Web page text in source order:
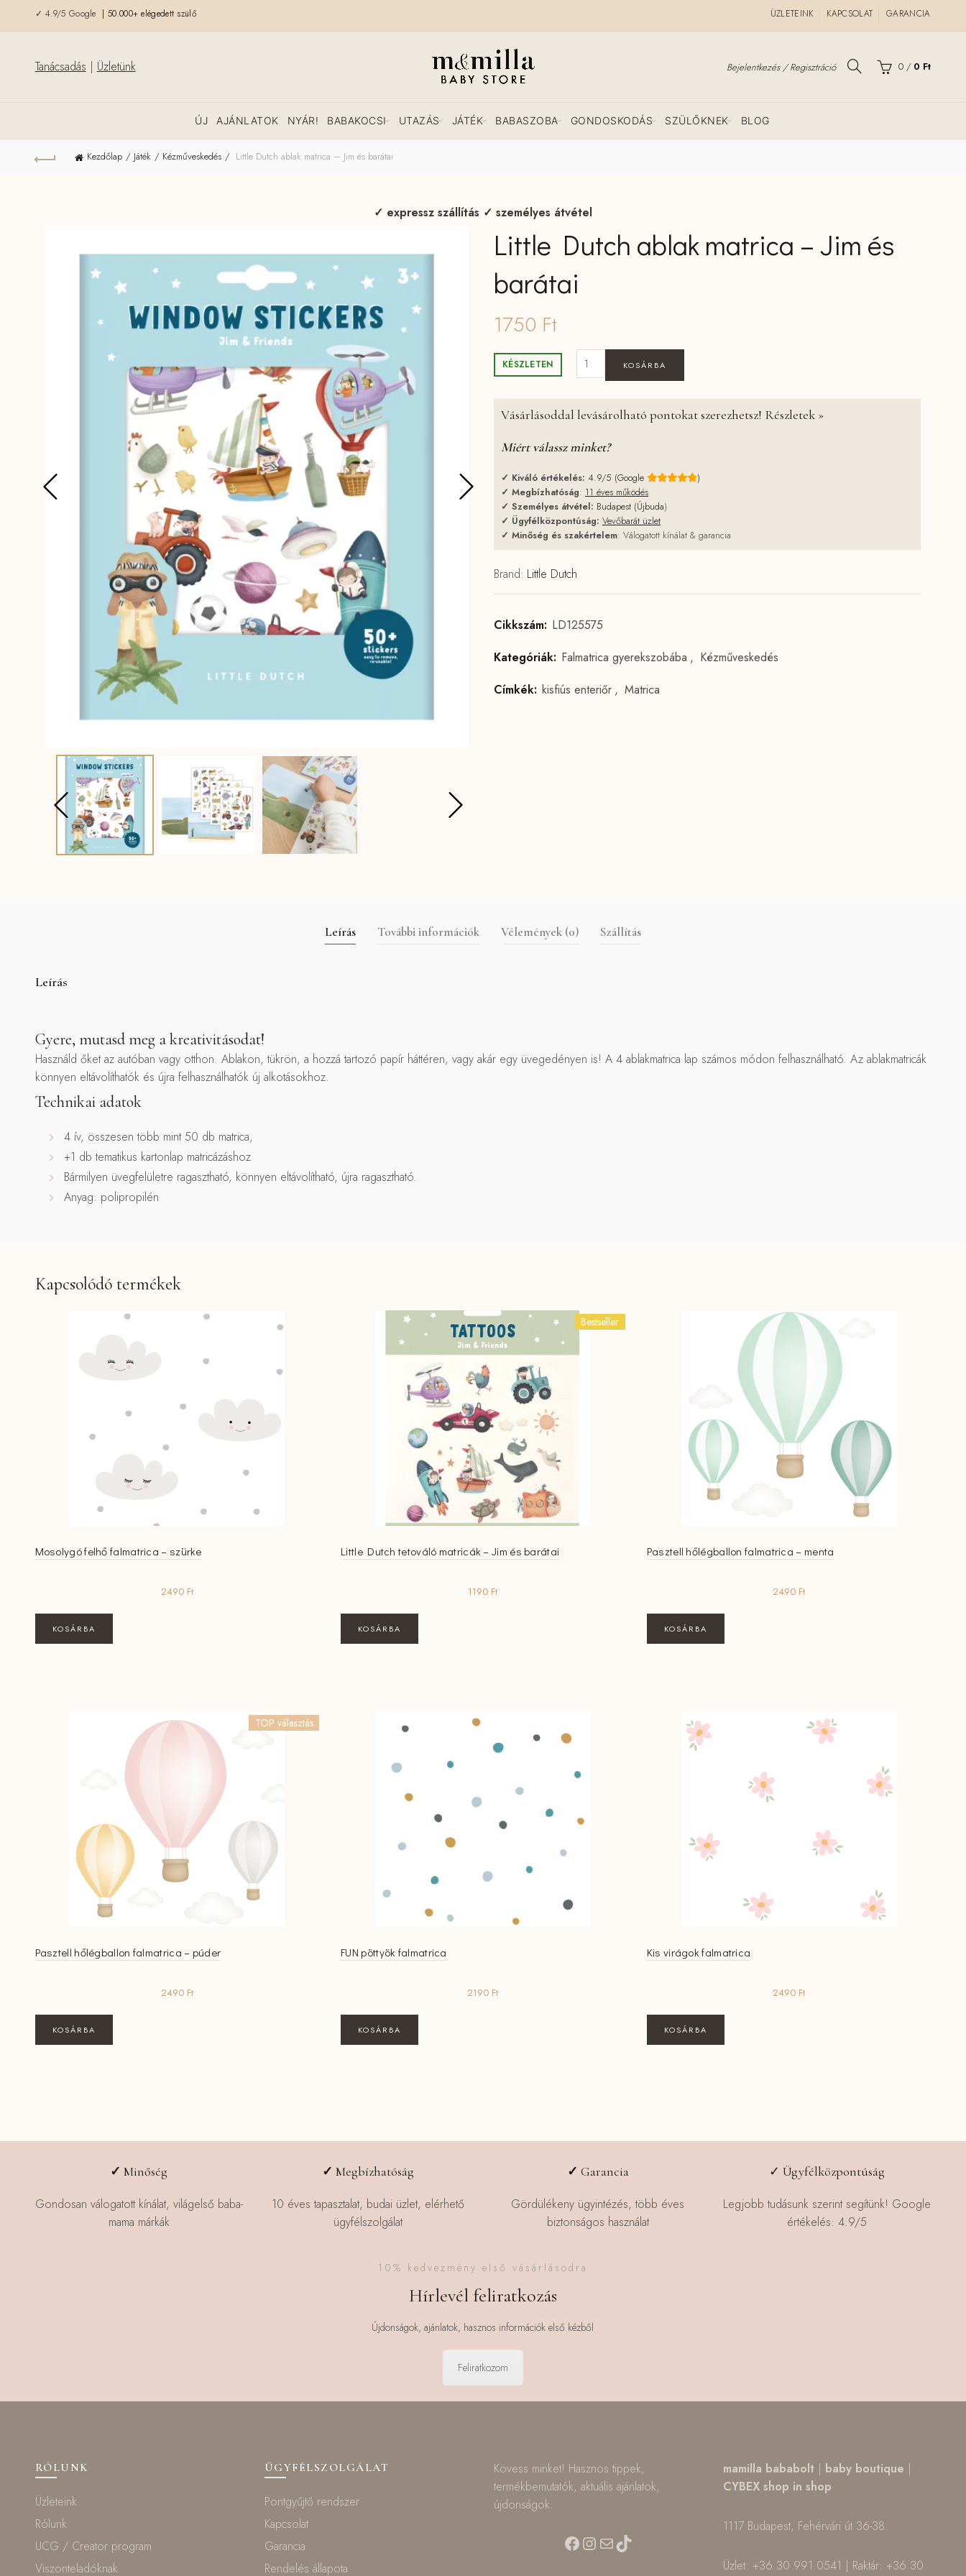
✓ 4.9/5 Google | 50.000+ elégedett szülő ÜZLETEINK KAPCSOLAT GARANCIA
Tanácsadás | Üzletünk Bejelentkezés / Regisztráció 0 / 0 Ft
ÚJ AJÁNLATOK NYÁR! BABAKOCSI UTAZÁS JÁTÉK BABASZOBA GONDOSKODÁS SZÜLŐKNEK BLOG
Kezdőlap Játék Kézműveskedés Little Dutch ablak matrica – Jim és barátai
✓ expressz szállítás ✓ személyes átvétel
Little Dutch ablak matrica – Jim és
barátai
1750 Ft
KÉSZLETEN KOSÁRBA
Vásárlásoddal levásárolható pontokat szerezhetsz! Részletek »
Miért válassz minket?
✓ Kiváló értékelés: 4.9/5 (Google
)
✓ Megbízhatóság: 11 éves működés
✓ Személyes átvétel: Budapest (Újbuda)
✓ Ügyfélközpontúság: Vevőbarát üzlet
✓ Minőség és szakértelem: Válogatott kínálat & garancia
Brand: Little Dutch
Cikkszám: LD125575
Kategóriák: Falmatrica gyerekszobába , Kézműveskedés
Címkék: kisfiús enteriőr , Matrica
Leírás További információk Vélemények (0) Szállítás
Leírás
Gyere, mutasd meg a kreativitásodat!
Használd őket az autóban vagy otthon. Ablakon, tükrön, a hozzá tartozó papír háttéren, vagy akár egy üvegedényen is! A 4 ablakmatrica lap számos módon felhasználható. Az ablakmatricák
könnyen eltávolíthatók és újra felhasználhatók új alkotásokhoz.
Technikai adatok
4 ív, összesen több mint 50 db matrica,
+1 db tematikus kartonlap matricázáshoz
Bármilyen üvegfelületre ragasztható, könnyen eltávolítható, újra ragasztható.
Anyag: polipropilén
Kapcsolódó termékek
Mosolygó felhő falmatrica – szürke
2490 Ft
KOSÁRBA
Bestseller
Little Dutch tetováló matricák – Jim és barátai
1190 Ft
KOSÁRBA
Pasztell hőlégballon falmatrica – menta
2490 Ft
KOSÁRBA
TOP választás
Pasztell hőlégballon falmatrica – púder
2490 Ft
KOSÁRBA
FUN pöttyök falmatrica
2190 Ft
KOSÁRBA
Kis virágok falmatrica
2490 Ft
KOSÁRBA
✓Minőség
Gondosan válogatott kínálat, világelső baba-
mama márkák
✓Megbízhatóság
10 éves tapasztalat, budai üzlet, elérhető
ügyfélszolgálat
✓ Garancia
Gördülékeny ügyintézés, több éves
biztonságos használat
✓ Ügyfélközpontúság
Legjobb tudásunk szerint segítünk! Google
értékelés: 4.9/5
10% kedvezmény első vásárlásodra
Hírlevél feliratkozás
Újdonságok, ajánlatok, hasznos információk első kézből
Feliratkozom
RÓLUNK
Üzleteink
Rólunk
UCG / Creator program
Viszonteladóknak
ÜGYFÉLSZOLGÁLAT
Pontgyűjtő rendszer
Kapcsolat
Garancia
Rendelés állapota
Kövess minket! Hasznos tippek,
termékbemutatók, aktuális ajánlatok,
újdonságok:
Facebook
Instagram
MailTikTok
mamilla bababolt | baby boutique |
CYBEX shop in shop
1117 Budapest, Fehérvári út 36-38.
Üzlet: +36 30 991 0541 | Raktár: +36 30